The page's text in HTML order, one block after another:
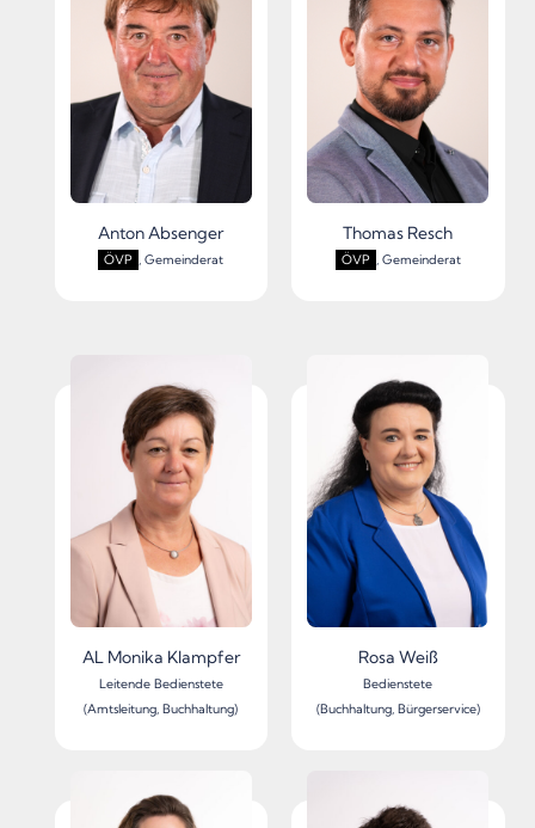
Anton Absenger
ÖVP , Gemeinderat
Thomas Resch
ÖVP , Gemeinderat
AL Monika Klampfer
Leitende Bedienstete
(Amtsleitung, Buchhaltung)
Rosa Weiß
Bedienstete
(Buchhaltung, Bürgerservice)